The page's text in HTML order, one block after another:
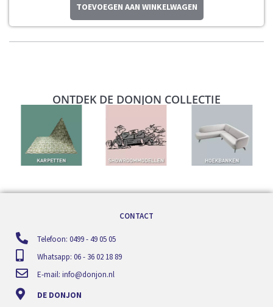
TOEVOEGEN AAN WINKELWAGEN
ONTDEK DE DONJON COLLECTIE
CONTACT
Telefoon: 0499 - 49 05 05
Whatsapp: 06 - 36 02 18 89
E-mail: info@donjon.nl
DE DONJON